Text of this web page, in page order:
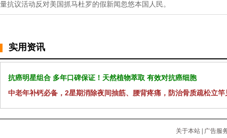
量抗议活动反对美国抓马杜罗的假新闻忽悠本国人民。
实用资讯
抗癌明星组合 多年口碑保证！天然植物萃取 有效对抗癌细胞
中老年补钙必备，2星期消除夜间抽筋、腰背疼痛，防治骨质疏松立竿
关于本站
广告服